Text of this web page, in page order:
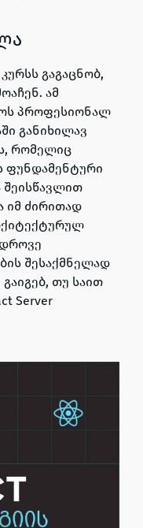
გაგაცნობ,
ამ
პროფესიონალ
განიხილავ
რომელიც
ფუნდამენტური
შეისწავლით
იმ ძირითად
შესაქმნელად
თუ საით
Server